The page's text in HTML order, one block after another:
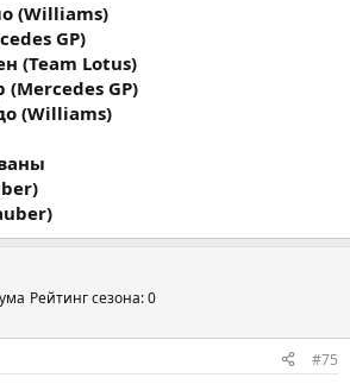
(Williams)
GP)
(Team Lotus)
GP)
(Williams)
Рейтинг сезона: 0
#75